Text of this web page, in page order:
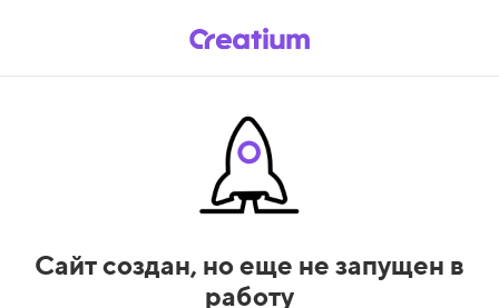
Сайт создан, но еще не запущен в
работу